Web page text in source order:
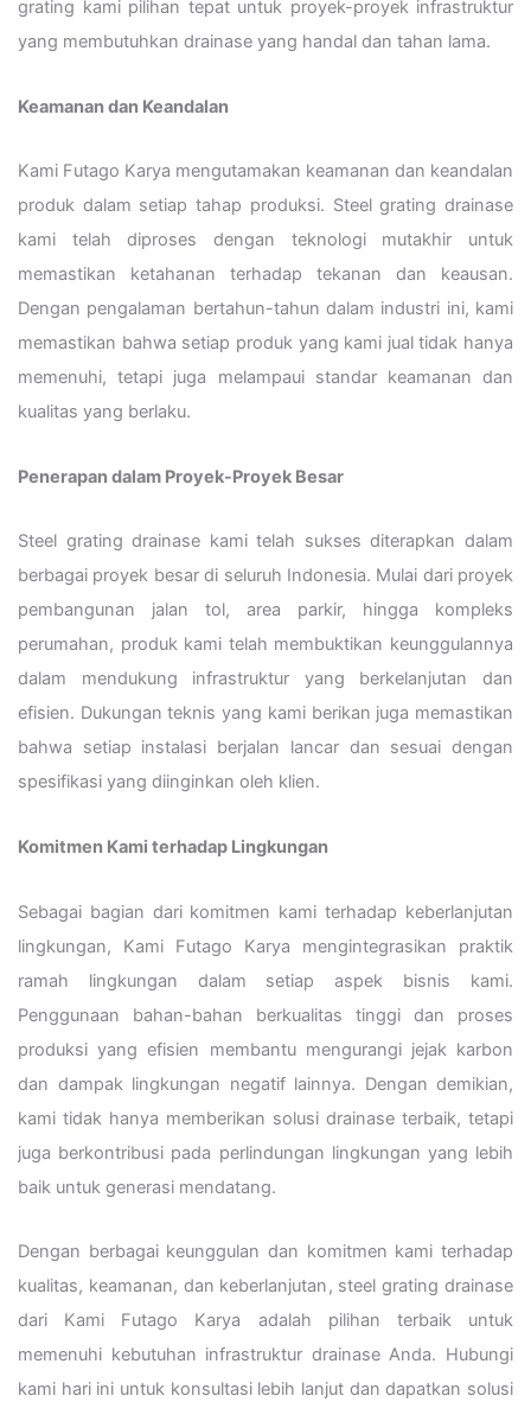
grating kami pilihan tepat untuk proyek-proyek infrastruktur
yang membutuhkan drainase yang handal dan tahan lama.
Keamanan dan Keandalan
Kami Futago Karya mengutamakan keamanan dan keandalan
produk dalam setiap tahap produksi. Steel grating drainase
kami telah diproses dengan teknologi mutakhir untuk
memastikan ketahanan terhadap tekanan dan keausan.
Dengan pengalaman bertahun-tahun dalam industri ini, kami
memastikan bahwa setiap produk yang kami jual tidak hanya
memenuhi, tetapi juga melampaui standar keamanan dan
kualitas yang berlaku.
Penerapan dalam Proyek-Proyek Besar
Steel grating drainase kami telah sukses diterapkan dalam
berbagai proyek besar di seluruh Indonesia. Mulai dari proyek
pembangunan jalan tol, area parkir, hingga kompleks
perumahan, produk kami telah membuktikan keunggulannya
dalam mendukung infrastruktur yang berkelanjutan dan
efisien. Dukungan teknis yang kami berikan juga memastikan
bahwa setiap instalasi berjalan lancar dan sesuai dengan
spesifikasi yang diinginkan oleh klien.
Komitmen Kami terhadap Lingkungan
Sebagai bagian dari komitmen kami terhadap keberlanjutan
lingkungan, Kami Futago Karya mengintegrasikan praktik
ramah lingkungan dalam setiap aspek bisnis kami.
Penggunaan bahan-bahan berkualitas tinggi dan proses
produksi yang efisien membantu mengurangi jejak karbon
dan dampak lingkungan negatif lainnya. Dengan demikian,
kami tidak hanya memberikan solusi drainase terbaik, tetapi
juga berkontribusi pada perlindungan lingkungan yang lebih
baik untuk generasi mendatang.
Dengan berbagai keunggulan dan komitmen kami terhadap
kualitas, keamanan, dan keberlanjutan, steel grating drainase
dari Kami Futago Karya adalah pilihan terbaik untuk
memenuhi kebutuhan infrastruktur drainase Anda. Hubungi
kami hari ini untuk konsultasi lebih lanjut dan dapatkan solusi